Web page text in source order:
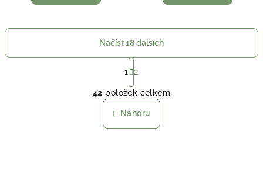
O
v
l
á
Načíst 18 dalších
S
t
r
á
n
k
o
1 2
42 položek celkem
Nahoru